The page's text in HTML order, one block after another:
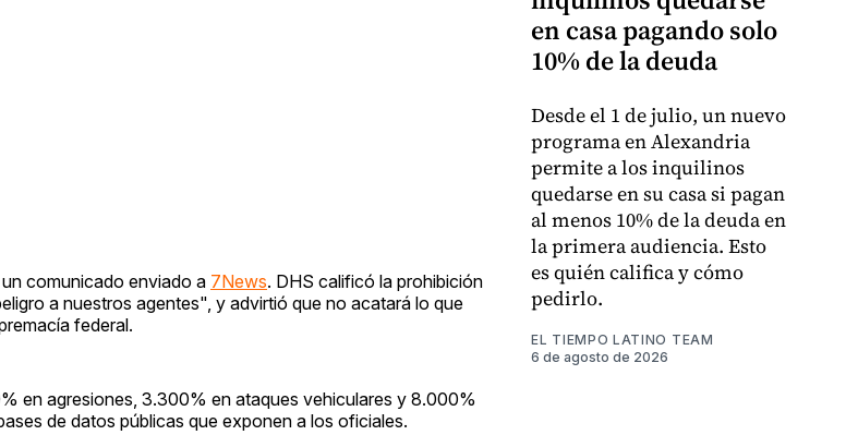
comunicado enviado a 7News. DHS calificó la prohibición
a nuestros agentes", y advirtió que no acatará lo que
federal.
en agresiones, 3.300% en ataques vehiculares y 8.000%
de datos públicas que exponen a los oficiales.
en casa pagando solo
10% de la deuda
Desde el 1 de julio, un nuevo
programa en Alexandria
permite a los inquilinos
quedarse en su casa si pagan
al menos 10% de la deuda en
la primera audiencia. Esto
es quién califica y cómo
pedirlo.
EL TIEMPO LATINO TEAM
6 de agosto de 2026